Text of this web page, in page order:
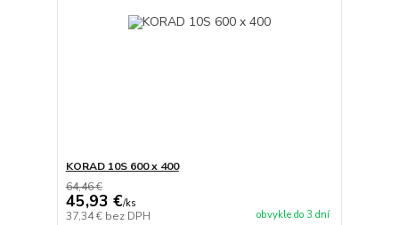
KORAD 10S 600 x 400
64,46 €
45,93 €/ks
37,34 € bez DPH obvykle do 3 dní